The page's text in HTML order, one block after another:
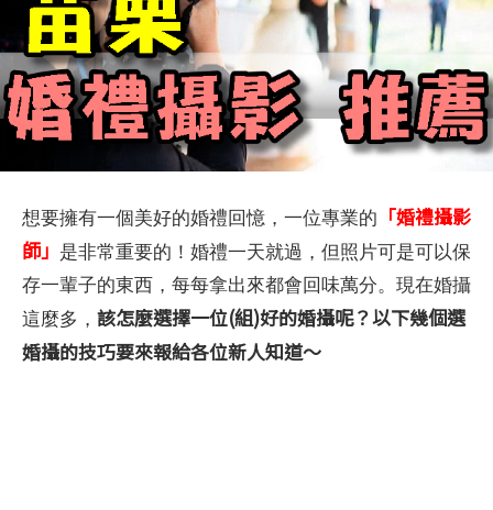
想要擁有一個美好的婚禮回憶，一位專業的 「婚禮攝影
師」 是非常重要的！婚禮一天就過，但照片可是可以保
存一輩子的東西，每每拿出來都會回味萬分。現在婚攝
這麼多， 該怎麼選擇一位(組)好的婚攝呢？以下幾個選
婚攝的技巧要來報給各位新人知道～